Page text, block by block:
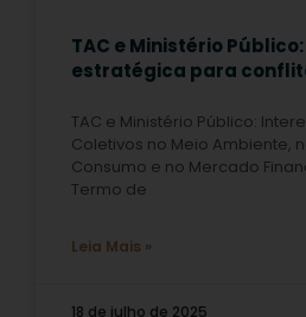
TAC e Ministério
estratégica para
TAC e Ministério Público:
Coletivos no Meio Ambiente,
Consumo e no Mercado
Termo de
Leia Mais »
18 de julho de 2025